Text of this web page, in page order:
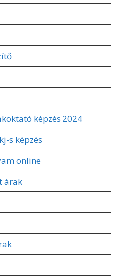
képzés 2024
s képzés
online
árak